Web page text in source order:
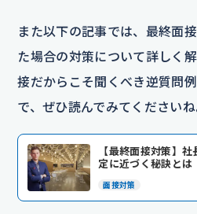
また以下の記事では、最終面
た場合の対策について詳しく
接だからこそ聞くべき逆質問
で、ぜひ読んでみてくださいね
【最終面接対策】
定に近づく秘訣とは
面接対策